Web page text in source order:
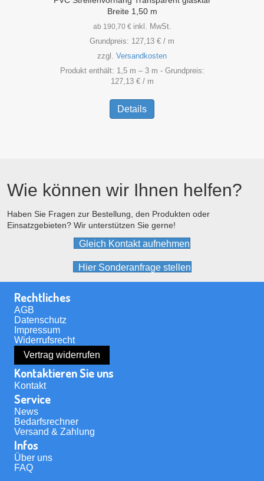
Breite 1,50 m
ab 190,70 € inkl. MwSt.
Grundpreis: 127,13 € / m
zzgl. Versandkosten
Produkt enthält: 1,5 m – 3 m - Grundpreis:
127,13 €/ m
Details
weist
können
der
Produktseite
gewählt
werden
Wie können wir Ihnen helfen?
Haben Sie Fragen zur Bestellung, den Produkten oder
Einsatzgebieten? Wir unterstützen Sie gerne!
Gleich Kontakt aufnehmen
Hier Sonderanfrage stellen
Rechtliches
AGB
Datenschutz
Impressum
Widerrufsrecht
Vertrag widerrufen
Kontaktieren Sie uns
Kontakt
Service
News
Bedarfsrechner
Versand & Zahlung
Infos
Über uns
FAQ